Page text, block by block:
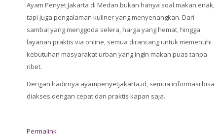
Ayam Penyet Jakarta di Medan bukan hanya soal makan enak,
tapi juga pengalaman kuliner yang menyenangkan. Dari
sambal yang menggoda selera, harga yang hemat, hingga
layanan praktis via online, semua dirancang untuk memenuhi
kebutuhan masyarakat urban yang ingin makan puas tanpa
ribet.
Dengan hadirnya ayampenyetjakarta.id, semua informasi bisa
diakses dengan cepat dan praktis kapan saja.
Permalink